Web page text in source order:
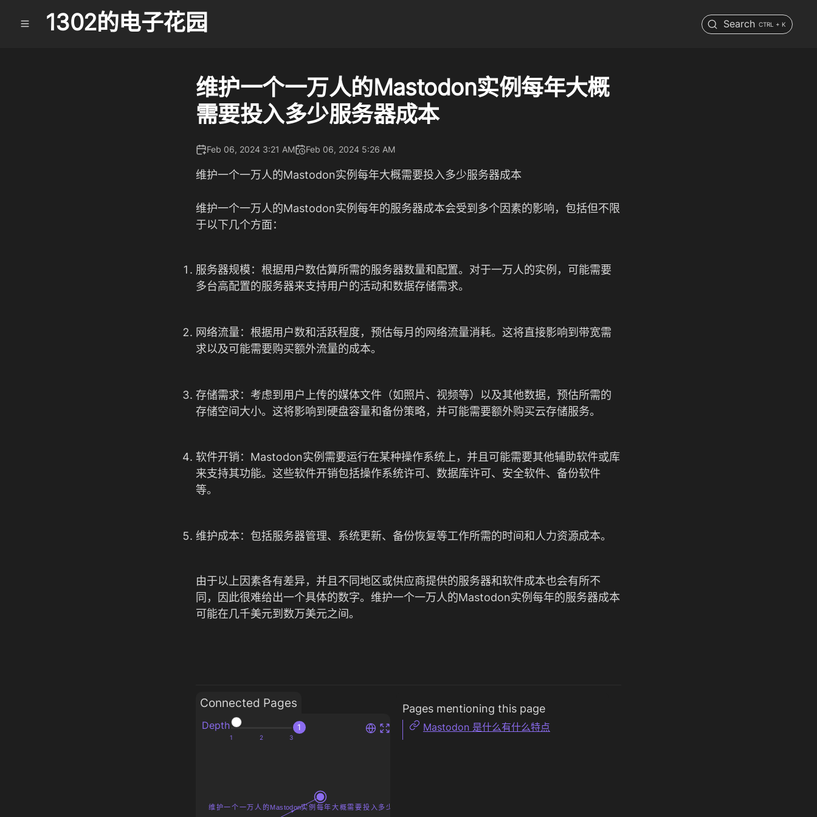
1302的电子花园 Search CTRL + K
维护一个一万人的Mastodon实例每年大概
需要投入多少服务器成本
Feb 06, 2024 3:21 AM Feb 06, 2024 5:26 AM
维护一个一万人的Mastodon实例每年大概需要投入多少服务器成本
维护一个一万人的Mastodon实例每年的服务器成本会受到多个因素的影响，包括但不限
于以下几个方面：
服务器规模：根据用户数估算所需的服务器数量和配置。对于一万人的实例，可能需要
多台高配置的服务器来支持用户的活动和数据存储需求。
网络流量：根据用户数和活跃程度，预估每月的网络流量消耗。这将直接影响到带宽需
求以及可能需要购买额外流量的成本。
存储需求：考虑到用户上传的媒体文件（如照片、视频等）以及其他数据，预估所需的
存储空间大小。这将影响到硬盘容量和备份策略，并可能需要额外购买云存储服务。
软件开销：Mastodon实例需要运行在某种操作系统上，并且可能需要其他辅助软件或库
来支持其功能。这些软件开销包括操作系统许可、数据库许可、安全软件、备份软件
等。
维护成本：包括服务器管理、系统更新、备份恢复等工作所需的时间和人力资源成本。
由于以上因素各有差异，并且不同地区或供应商提供的服务器和软件成本也会有所不
同，因此很难给出一个具体的数字。维护一个一万人的Mastodon实例每年的服务器成本
可能在几千美元到数万美元之间。
Connected Pages
Depth 1
Pages mentioning this page
Mastodon 是什么有什么特点